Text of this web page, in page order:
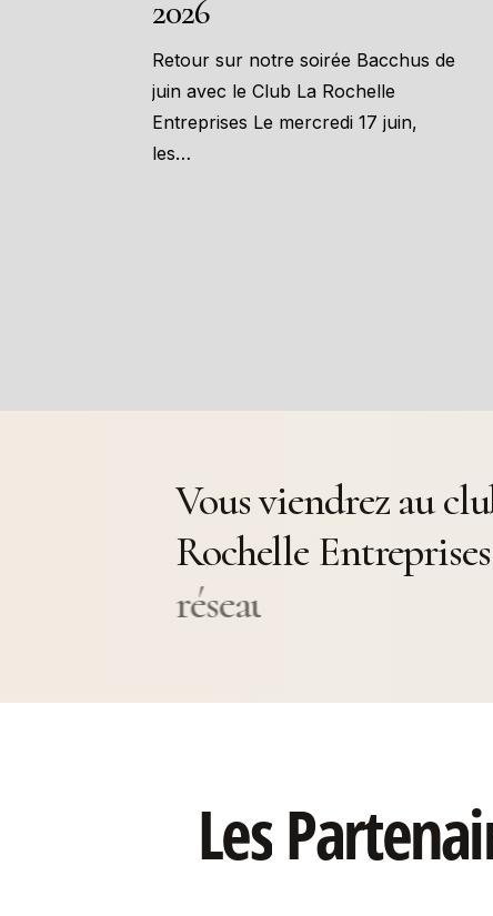
2026
Retour sur notre soirée Bacchus de
juin avec le Club La Rochelle
Entreprises Le mercredi 17 juin,
les…
Vous viendrez au
Rochelle
vivre la convivialité
Les